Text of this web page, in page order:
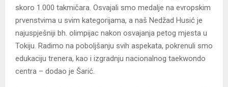
skoro 1.000 takmičara. Osvajali smo medalje na evropskim
prvenstvima u svim kategorijama, a naš Nedžad Husić je
najuspješniji bh. olimpijac nakon osvajanja petog mjesta u
Tokiju. Radimo na poboljšanju svih aspekata, pokrenuli smo
edukaciju trenera, kao i izgradnju nacionalnog taekwondo
centra – dodao je Šarić.